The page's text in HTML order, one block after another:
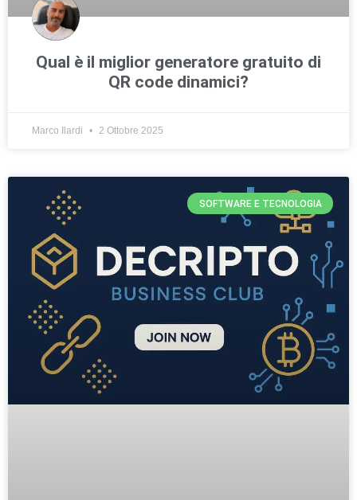
Qual è il miglior generatore gratuito di
QR code dinamici?
Marco Ilardi 2 Ottobre 2025
SOFTWARE E TECNOLOGIA